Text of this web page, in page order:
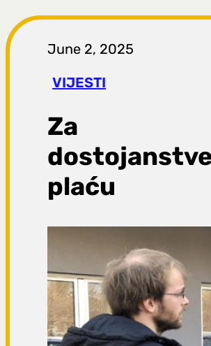
t
r
a
g
a
June 2, 2025
VIJESTI
Za
plaću